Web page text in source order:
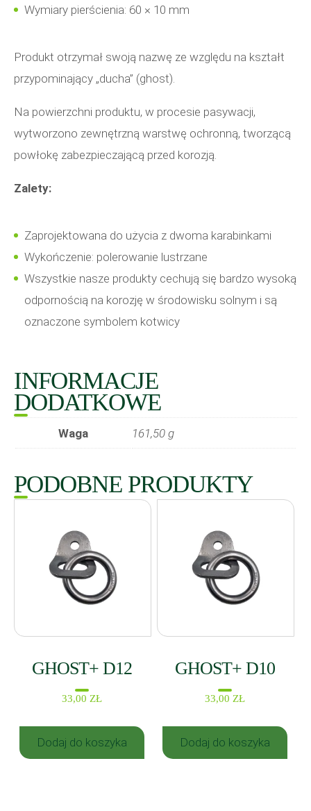
Wymiary pierścienia: 60 × 10 mm
Produkt otrzymał swoją nazwę ze względu na kształt
przypominający „ducha” (ghost).
Na powierzchni produktu, w procesie pasywacji,
wytworzono zewnętrzną warstwę ochronną, tworzącą
powłokę zabezpieczającą przed korozją.
Zalety:
Zaprojektowana do użycia z dwoma karabinkami
Wykończenie: polerowanie lustrzane
Wszystkie nasze produkty cechują się bardzo wysoką
odpornością na korozję w środowisku solnym i są
oznaczone symbolem kotwicy
INFORMACJE
DODATKOWE
Waga 161,50 g
PODOBNE PRODUKTY
GHOST+ D12
33,00 ZŁ
Dodaj do koszyka
GHOST+ D10
33,00 ZŁ
Dodaj do koszyka